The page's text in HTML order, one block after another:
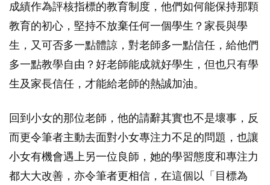
成績作為評核指標的教育制度，他們如何能保持那顆
教育的初心，堅持不放棄任何一個學生？家長與學
生，又可否多一點體諒，對老師多一點信任，給他們
多一點教學自由？好老師能成就好學生，但也只有學
生及家長信任，才能給老師的熱誠加油。
回到小女的那位老師，他的請辭其實也不是壞事，反
而更令筆者主動去面對小女專注力不足的問題，也讓
小女有機會遇上另一位良師，她的學習態度和專注力
都大大改善，亦令筆者更相信，在這個以「目標為